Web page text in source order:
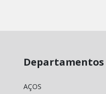
Departamentos
AÇOS